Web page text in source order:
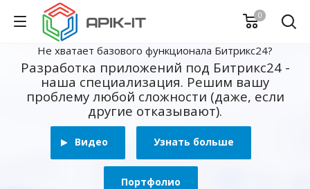
0
Не хватает базового функционала Битрикс24?
Разработка приложений под Битрикс24 -
наша специализация. Решим вашу
проблему любой сложности (даже, если
другие отказывают).
Видео Узнать больше
Портфолио